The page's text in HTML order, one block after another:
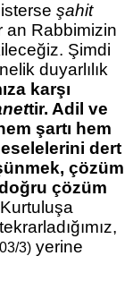
şahit
an Rabbimizin
Şimdi
duyarlılık
karşı
tir. Adil ve
şartı hem
dert
çözüm
çözüm
3) yerine